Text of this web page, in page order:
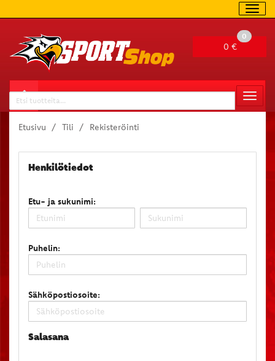
0 €
0
Haku
Valitse sivu
Etusivu Tili Rekisteröinti
Henkilötiedot
Etu- ja sukunimi:
Puhelin:
Sähköpostiosoite:
Salasana